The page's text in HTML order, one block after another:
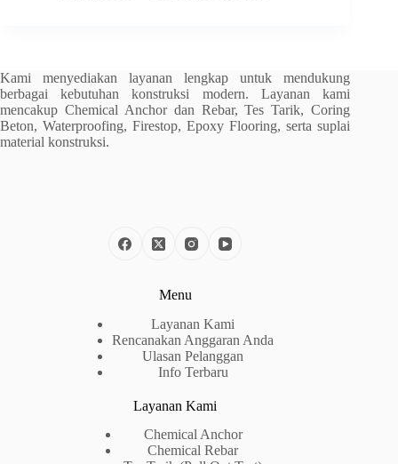
Kami menyediakan layanan lengkap untuk mendukung
berbagai kebutuhan konstruksi modern. Layanan kami
mencakup Chemical Anchor dan Rebar, Tes Tarik, Coring
Beton, Waterproofing, Firestop, Epoxy Flooring, serta suplai
material konstruksi.
Menu
Layanan Kami
Rencanakan Anggaran Anda
Ulasan Pelanggan
Info Terbaru
Layanan Kami
Chemical Anchor
Chemical Rebar